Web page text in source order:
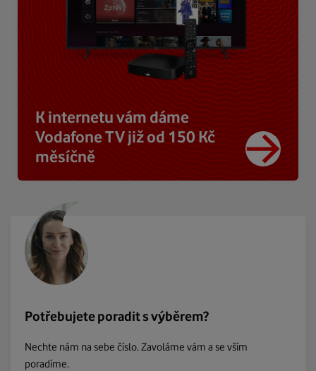
K internetu vám dáme
Vodafone TV již od 150 Kč
měsíčně
Potřebujete poradit s výběrem?
Nechte nám na sebe číslo. Zavoláme vám a se vším
poradíme.